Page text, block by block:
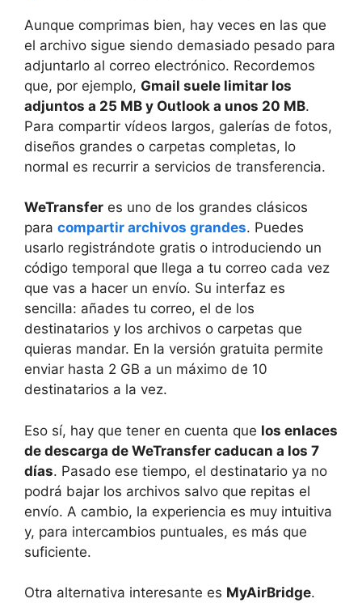
Aunque comprimas bien, hay veces en las que
el archivo sigue siendo demasiado pesado para
adjuntarlo al correo electrónico. Recordemos
que, por ejemplo, Gmail suele limitar los
adjuntos a 25 MB y Outlook a unos 20 MB.
Para compartir vídeos largos, galerías de fotos,
diseños grandes o carpetas completas, lo
normal es recurrir a servicios de transferencia.
WeTransfer es uno de los grandes clásicos
para compartir archivos grandes. Puedes
usarlo registrándote gratis o introduciendo un
código temporal que llega a tu correo cada vez
que vas a hacer un envío. Su interfaz es
sencilla: añades tu correo, el de los
destinatarios y los archivos o carpetas que
quieras mandar. En la versión gratuita permite
enviar hasta 2 GB a un máximo de 10
destinatarios a la vez.
Eso sí, hay que tener en cuenta que los enlaces
de descarga de WeTransfer caducan a los 7
días. Pasado ese tiempo, el destinatario ya no
podrá bajar los archivos salvo que repitas el
envío. A cambio, la experiencia es muy intuitiva
y, para intercambios puntuales, es más que
suficiente.
Otra alternativa interesante es MyAirBridge.